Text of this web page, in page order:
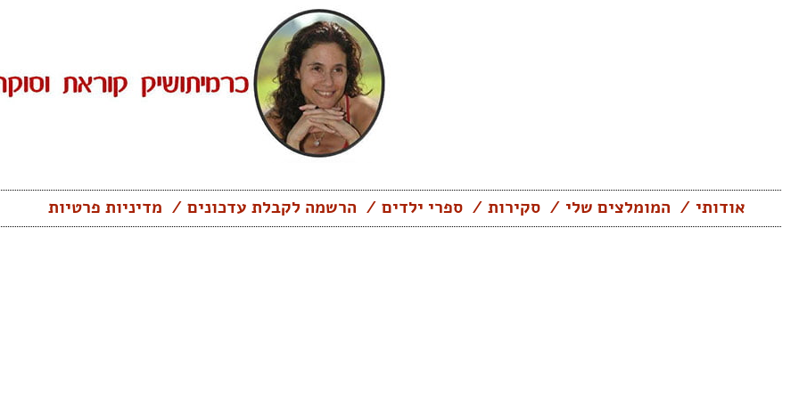
אודותי המומלצים שלי סקירות ספרי ילדים הרשמה לקבלת עדכונים מדיניות פרטיות